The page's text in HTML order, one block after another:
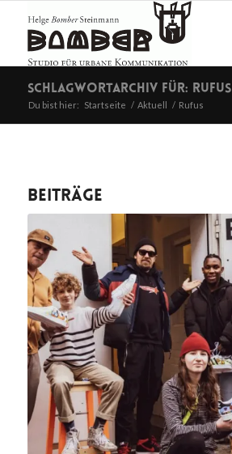
Schlagwortarchiv für: Rufus
Du bist hier: Startseite / Aktuell / Rufus
Beiträge